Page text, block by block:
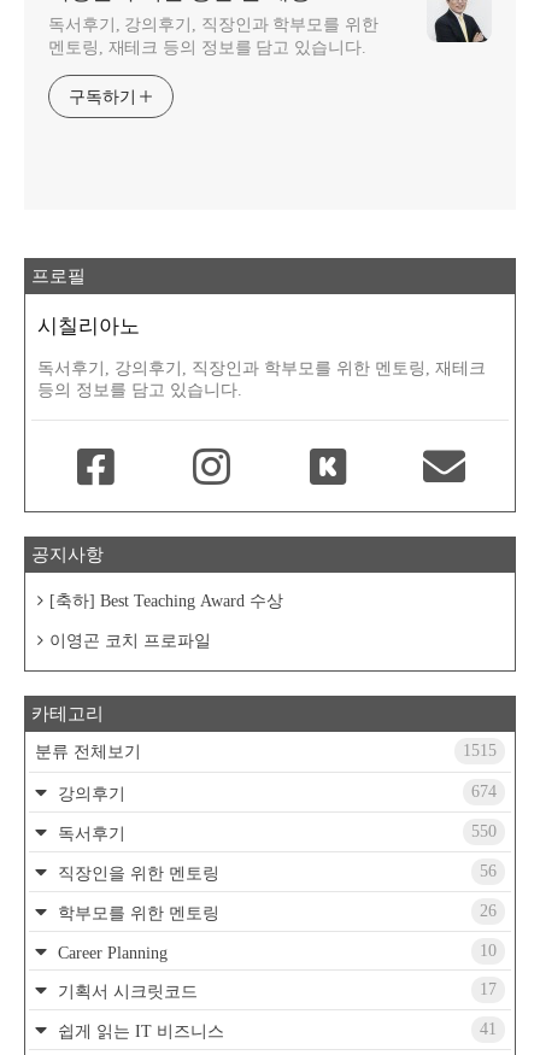
독서후기, 강의후기, 직장인과 학부모를 위한
멘토링, 재테크 등의 정보를 담고 있습니다.
구독하기
프로필
시칠리아노
독서후기, 강의후기, 직장인과 학부모를 위한 멘토링, 재테크
등의 정보를 담고 있습니다.
공지사항
[축하] Best Teaching Award 수상
이영곤 코치 프로파일
카테고리
분류 전체보기 1515
강의후기 674
독서후기 550
직장인을 위한 멘토링 56
학부모를 위한 멘토링 26
Career Planning 10
기획서 시크릿코드 17
쉽게 읽는 IT 비즈니스 41